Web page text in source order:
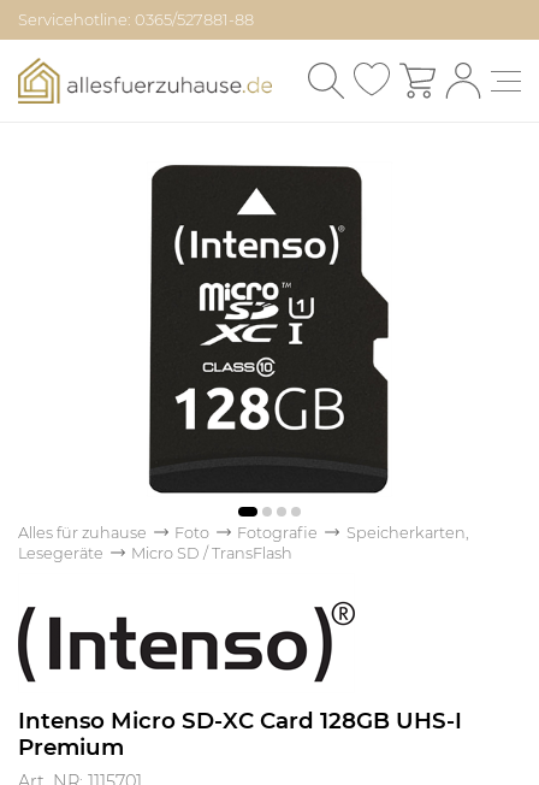
Servicehotline: 0365/527881-88
Alles für zuhause Foto Fotografie
Speicherkarten,
Lesegeräte
Micro SD / TransFlash
Intenso Micro SD-XC Card 128GB UHS-I
Premium